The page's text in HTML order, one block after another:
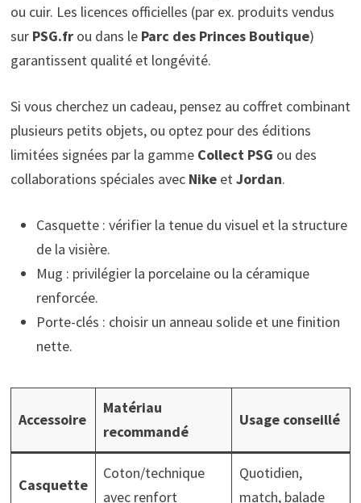
ou cuir. Les licences officielles (par ex. produits vendus
sur PSG.frou dans le Parc des Princes Boutique)
garantissent qualité et longévité.
Si vous cherchez un cadeau, pensez au coffret combinant
plusieurs petits objets, ou optez pour des éditions
limitées signées par la gamme Collect PSG ou des
collaborations spéciales avec NikeetJordan.
Casquette : vérifier la tenue du visuel et la structure
de la visière.
Mug : privilégier la porcelaine ou la céramique
renforcée.
Porte-clés : choisir un anneau solide et une finition
nette.
Accessoire
Matériau
recommandé
Usage conseillé
Casquette
Coton/technique
avec renfort
Quotidien,
match, balade